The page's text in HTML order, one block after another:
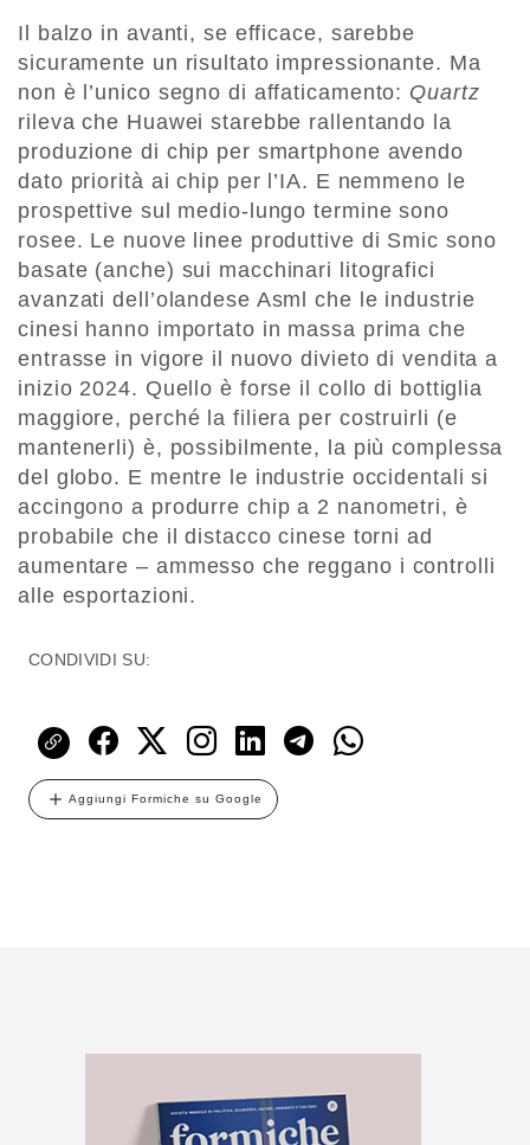
Il balzo in avanti, se efficace, sarebbe
sicuramente un risultato impressionante. Ma
non è l’unico segno di affaticamento: Quartz
rileva che Huawei starebbe rallentando la
produzione di chip per smartphone avendo
dato priorità ai chip per l’IA. E nemmeno le
prospettive sul medio-lungo termine sono
rosee. Le nuove linee produttive di Smic sono
basate (anche) sui macchinari litografici
avanzati dell’olandese Asml che le industrie
cinesi hanno importato in massa prima che
entrasse in vigore il nuovo divieto di vendita a
inizio 2024. Quello è forse il collo di bottiglia
maggiore, perché la filiera per costruirli (e
mantenerli) è, possibilmente, la più complessa
del globo. E mentre le industrie occidentali si
accingono a produrre chip a 2 nanometri, è
probabile che il distacco cinese torni ad
aumentare – ammesso che reggano i controlli
alle esportazioni.
CONDIVIDI SU:
Aggiungi Formiche su Google